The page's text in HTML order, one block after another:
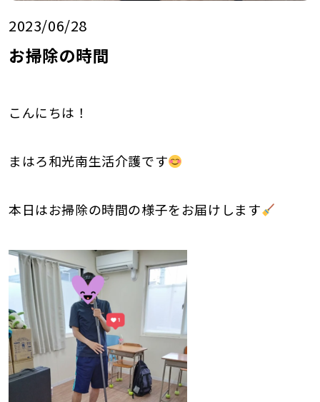
2023/06/28
お掃除の時間
こんにちは！
まはろ和光南生活介護です
本日はお掃除の時間の様子をお届けします